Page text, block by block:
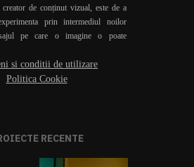
de conținut vizual, este de a
prin intermediul noilor
pe care o imagine o poate
si conditii de utilizare
Politica Cookie
RECENTE